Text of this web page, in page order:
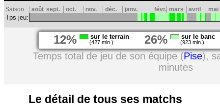
Saison août sept. oct. nov. déc. janv. févr. mars avril mai
Tps jeu:
12% sur le terrain
(427 min.) 26% sur le banc
(923 min.)
Temps total de jeu de son équipe (Pise),
minutes
Le détail de tous ses matchs